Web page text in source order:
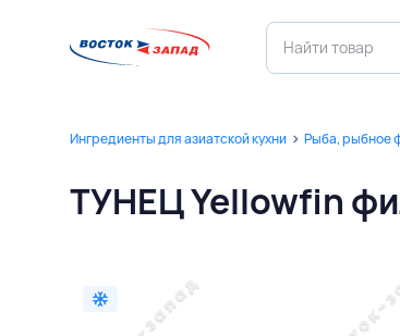
Ингредиенты для азиатской кухни Рыба, рыбное
ТУНЕЦ Yellowfin